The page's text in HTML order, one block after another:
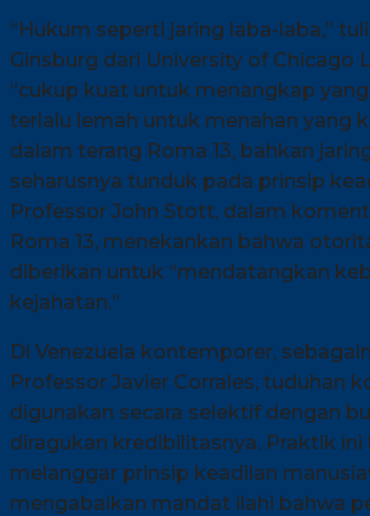
“Hukum seperti jaring laba-laba,”
Ginsburg dari University of Chicago
“cukup kuat untuk menangkap
terlalu lemah untuk menahan yang
dalam terang Roma 13, bahkan
seharusnya tunduk pada prinsip
Professor John Stott, dalam
Roma 13, menekankan bahwa
diberikan untuk “mendatangkan
kejahatan.”
Di Venezuela kontemporer,
Professor Javier Corrales, tuduhan
digunakan secara selektif dengan
diragukan kredibilitasnya. Praktik ini
melanggar prinsip keadilan
mengabaikan mandat ilahi bahwa